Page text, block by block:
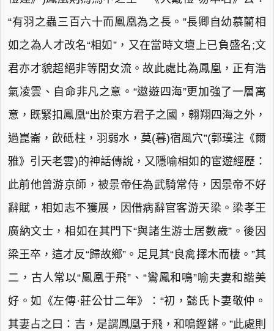
“有羽之蟲三百六十而鳳凰為之長。”長卿自幼慕藺相
如之為人才改名“相如”，又在當時文壇上已負盛名;文
君亦才貌超絕非等閒女流。故此處比為鳳凰，正有浩
氣凌雲、自命非凡之意。“遨遊四海”更加強了一層寓
意，既緊扣鳳凰“出於東方君子之國，翱翔四海之外，
過崑崙，飲砥柱，羽弱水，莫(暮)宿風穴”(郭璞注《爾
雅》引天老雲)的神話傳說，又隱喻相如的宦遊經歷：
此前他曾游京師，被景帝任為武騎常侍，因景帝不好
辭賦，相如志不獲展，因借病辭官客游天梁。梁孝王
廣納文士，相如在其門下“與諸生游士居數歲”。後因
梁王卒，這才反“歸故鄉”。足見其“良禽擇木而棲。”其
二，古人常以“鳳凰于飛”、“鸞鳳和鳴”喻夫妻和諧美
好。如《左傳·莊公廿二年》：“初，懿氏卜妻敬仲。
其妻占之曰：吉，是謂鳳凰于飛，和鳴鏗鏘。”此處則